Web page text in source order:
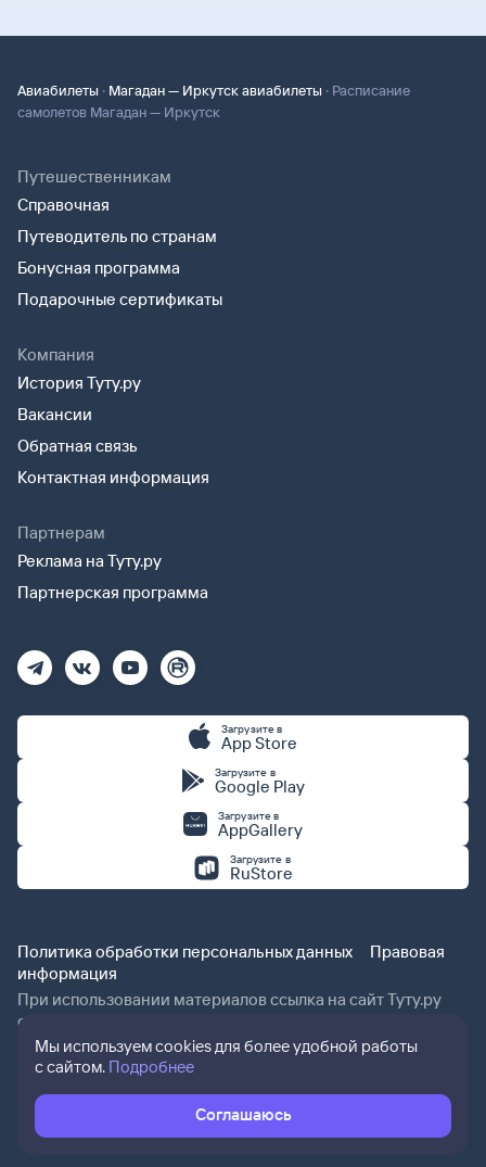
Авиабилеты · Магадан — Иркутск авиабилеты · Расписание
самолетов Магадан — Иркутск
Путешественникам
Справочная
Путеводитель по странам
Бонусная программа
Подарочные сертификаты
Компания
История Туту.ру
Вакансии
Обратная связь
Контактная информация
Партнерам
Реклама на Туту.ру
Партнерская программа
Загрузите в
App Store
Загрузите в
Google Play
Загрузите в
AppGallery
Загрузите в
RuStore
Политика обработки персональных данных
Правовая
информация
При использовании материалов ссылка на сайт Туту.ру
обязательна.
Мы используем cookies для более удобной работы
с сайтом. Подробнее
Соглашаюсь